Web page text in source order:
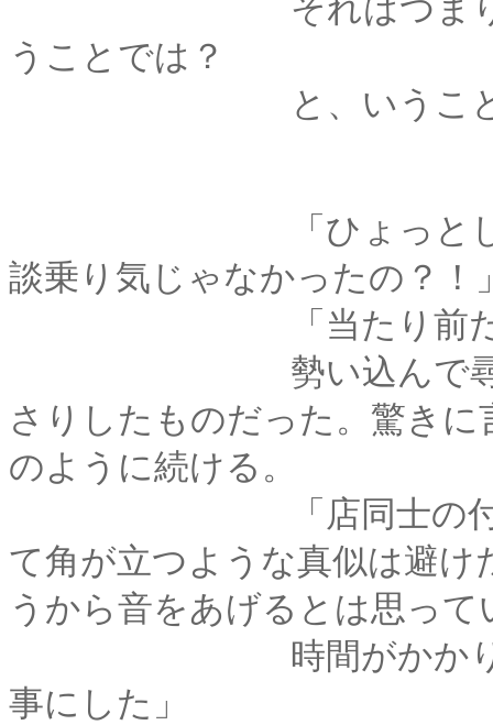
それはつまり、彼女
うことでは？
と、いうこと
「ひょっとして････
談乗り気じゃなかったの？！
「当たり前だろ
勢い込んで尋ねた操
さりしたものだった。驚き
のように続ける。
「店同士の付き合い
て角が立つような真似は避
うから音をあげるとは思っ
時間がかかりそうだ
事にした」